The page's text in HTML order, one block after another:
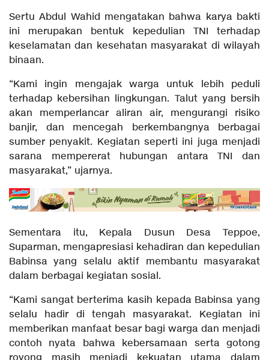
Sertu Abdul Wahid mengatakan bahwa karya bakti
ini merupakan bentuk kepedulian TNI terhadap
keselamatan dan kesehatan masyarakat di wilayah
binaan.
“Kami ingin mengajak warga untuk lebih peduli
terhadap kebersihan lingkungan. Talut yang bersih
akan memperlancar aliran air, mengurangi risiko
banjir, dan mencegah berkembangnya berbagai
sumber penyakit. Kegiatan seperti ini juga menjadi
sarana mempererat hubungan antara TNI dan
masyarakat,” ujarnya.
Sementara itu, Kepala Dusun Desa Teppoe,
Suparman, mengapresiasi kehadiran dan kepedulian
Babinsa yang selalu aktif membantu masyarakat
dalam berbagai kegiatan sosial.
“Kami sangat berterima kasih kepada Babinsa yang
selalu hadir di tengah masyarakat. Kegiatan ini
memberikan manfaat besar bagi warga dan menjadi
contoh nyata bahwa kebersamaan serta gotong